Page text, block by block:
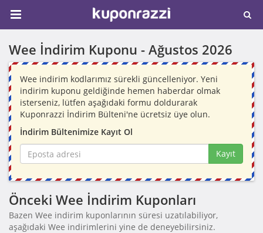
Wee İndirim Kuponu - Ağustos 2026
Wee indirim kodlarımız sürekli güncelleniyor. Yeni
indirim kuponu geldiğinde hemen haberdar olmak
isterseniz, lütfen aşağıdaki formu doldurarak
Kuponrazzi İndirim Bülteni'ne ücretsiz üye olun.
İndirim Bültenimize Kayıt Ol
Kayıt
Önceki Wee İndirim Kuponları
Bazen Wee indirim kuponlarının süresi uzatılabiliyor,
aşağıdaki Wee indirimlerini yine de deneyebilirsiniz.